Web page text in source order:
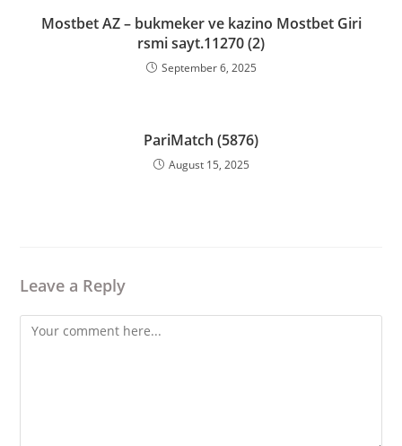
Mostbet AZ – bukmeker ve kazino Mostbet Giri
rsmi sayt.11270 (2)
September 6, 2025
PariMatch (5876)
August 15, 2025
Leave a Reply
Comment